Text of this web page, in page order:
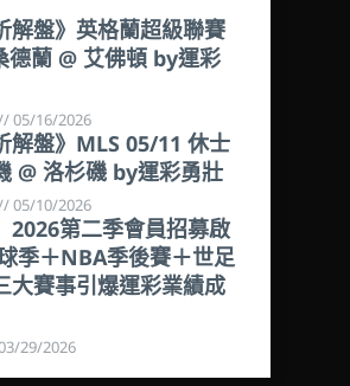
解盤》英格蘭超級聯賽
德蘭 @ 艾佛頓 by運彩
05/16/2026
解盤》MLS 05/11 休士
@ 洛杉磯 by運彩勇壯
05/10/2026
2026第二季會員招募啟
季＋NBA季後賽＋世足
賽事引爆運彩業績成
29/2026